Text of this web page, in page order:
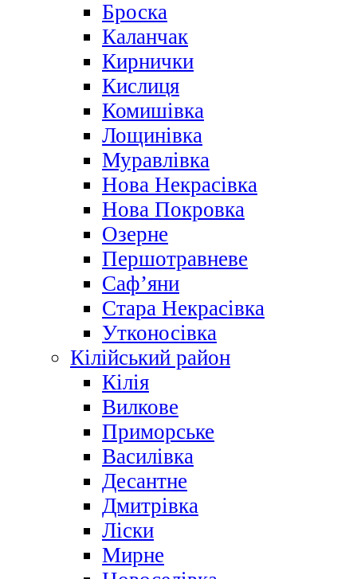
Броска
Каланчак
Кирнички
Кислиця
Комишівка
Лощинівка
Муравлівка
Нова Некрасівка
Нова Покровка
Озерне
Першотравневе
Саф’яни
Стара Некрасівка
Утконосівка
Кілійський район
Кілія
Вилкове
Приморське
Василівка
Десантне
Дмитрівка
Ліски
Мирне